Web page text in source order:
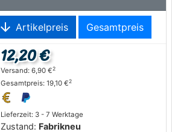
arrow_downward Artikelpreis Gesamtpreis
Lieferzeit: 3 - 7 Werktage
Zustand: Fabrikneu
12,20 €
Versand: 6,90 €2
Gesamtpreis: 19,10 €2